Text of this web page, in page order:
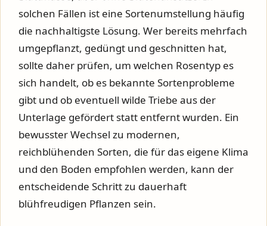
solchen Fällen ist eine Sortenumstellung häufig
die nachhaltigste Lösung. Wer bereits mehrfach
umgepflanzt, gedüngt und geschnitten hat,
sollte daher prüfen, um welchen Rosentyp es
sich handelt, ob es bekannte Sortenprobleme
gibt und ob eventuell wilde Triebe aus der
Unterlage gefördert statt entfernt wurden. Ein
bewusster Wechsel zu modernen,
reichblühenden Sorten, die für das eigene Klima
und den Boden empfohlen werden, kann der
entscheidende Schritt zu dauerhaft
blühfreudigen Pflanzen sein.